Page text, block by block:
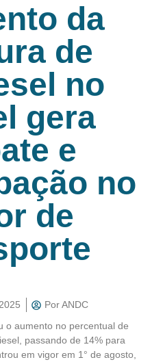
da
de
no
gera
e
no
de
PorANDC
o aumento no percentual de
passando de 14% para
em vigor em 1° de agosto,